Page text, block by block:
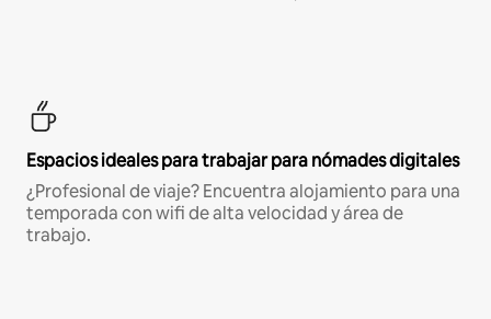
Espacios ideales para trabajar para nómades digitales
¿Profesional de viaje? Encuentra alojamiento para una
temporada con wifi de alta velocidad y área de
trabajo.